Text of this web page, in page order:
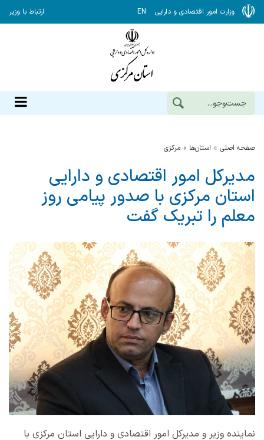
وزارت امور اقتصادی و دارایی EN ارتباط با وزیر
صفحه اصلی استان‌ها مركزي
مدیرکل امور اقتصادی و دارایی
استان مرکزی با صدور پیامی روز
معلم را تبریک گفت
نماینده وزیر و مدیرکل امور اقتصادی و دارایی استان مرکزی با